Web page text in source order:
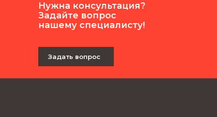
Нужна консультация?
Задайте вопрос
нашему специалисту!
Задать вопрос